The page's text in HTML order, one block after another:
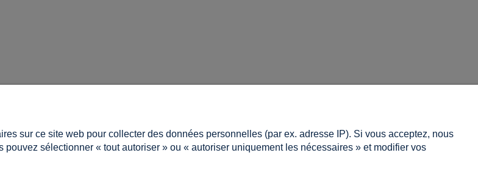
Connexion À propos de nous
Contacter
sur ce site web pour collecter des données personnelles (par ex. adresse IP). Si vous acceptez, nous
sélectionner « tout autoriser » ou « autoriser uniquement les nécessaires » et modifier vos